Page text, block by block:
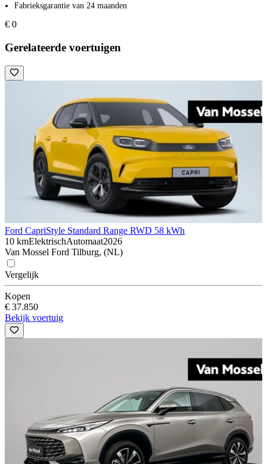
Fabrieksgarantie van 24 maanden
€ 0
Gerelateerde voertuigen
Ford CapriStyle Standard Range RWD 58 kWh
10 kmElektrischAutomaat2026
Van Mossel Ford Tilburg, (NL)
Vergelijk
Kopen
€ 37.850
Bekijk voertuig